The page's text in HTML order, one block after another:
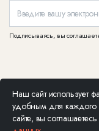
Подписываясь, вы
Ювелирная компания
публичной офертой
Наш сайт использует
удобным для каждого
сайте, вы